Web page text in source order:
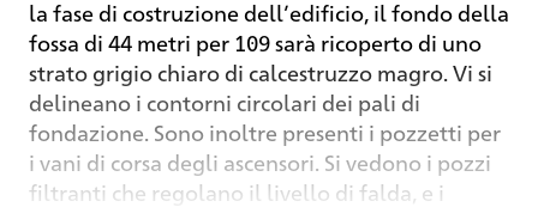
la fase di costruzione dell’edificio, il fondo della
fossa di 44 metri per 109 sarà ricoperto di uno
strato grigio chiaro di calcestruzzo magro. Vi si
delineano i contorni circolari dei pali di
fondazione. Sono inoltre presenti i pozzetti per
i vani di corsa degli ascensori. Si vedono i pozzi
filtranti che regolano il livello di falda, e i